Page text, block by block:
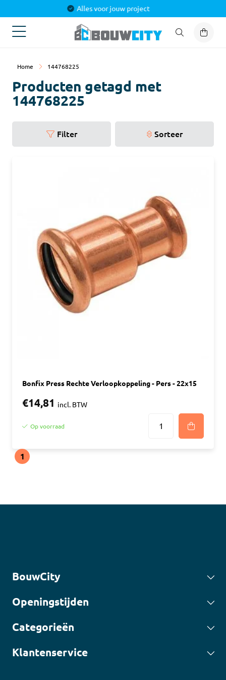
Alles voor jouw project
Home 144768225
Producten getagd met
144768225
Filter Sorteer
Bonfix Press Rechte Verloopkoppeling - Pers - 22x15
€14,81 incl. BTW
Op voorraad
1
BouwCity
Openingstijden
Categorieën
Klantenservice